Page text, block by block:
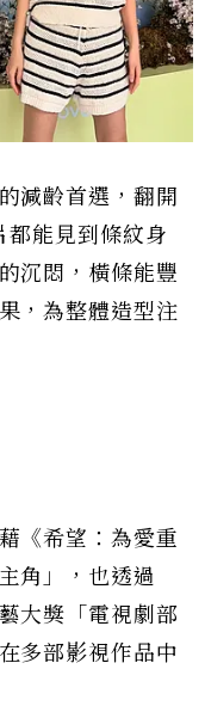
減齡首選，翻開
能見到條紋身
沉悶，橫條能豐
，為整體造型注
《希望：為愛重
角」，也透過
大獎「電視劇部
多部影視作品中